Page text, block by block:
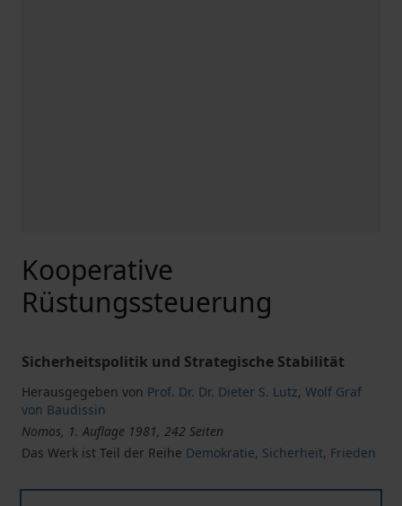
Kooperative
Rüstungssteuerung
Sicherheitspolitik und Strategische Stabilität
Herausgegeben von Prof. Dr. Dr. Dieter S. Lutz, Wolf Graf
von Baudissin
Nomos, 1. Auflage 1981, 242 Seiten
Das Werk ist Teil der Reihe Demokratie, Sicherheit, Frieden